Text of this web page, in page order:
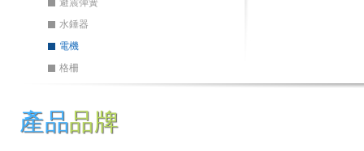
避震彈簧
水錘器
電機
格柵
產品品牌